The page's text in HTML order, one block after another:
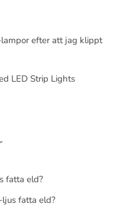
efter att jag klippt
LED Strip Lights
fatta eld?
ljus fatta eld?